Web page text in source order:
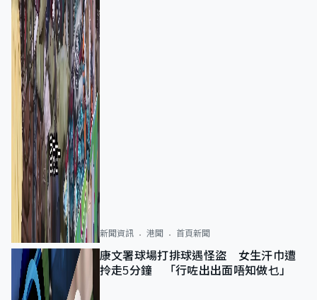
新聞資訊 港聞 首頁新聞
康文署球場打排球遇怪盜 女生汗巾遭
拎走5分鐘 「行咗出出面唔知做乜」